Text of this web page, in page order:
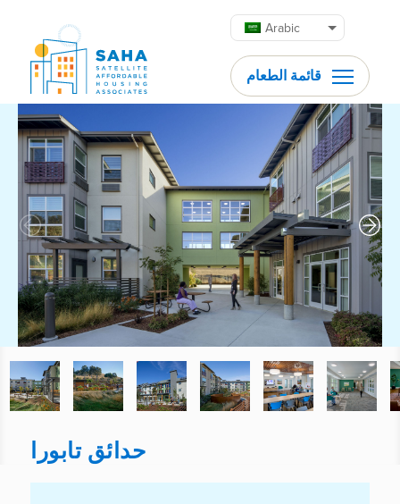
Arabic
حدائق تابورا